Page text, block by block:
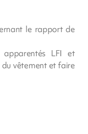
le rapport de
LFI et
vêtement et faire